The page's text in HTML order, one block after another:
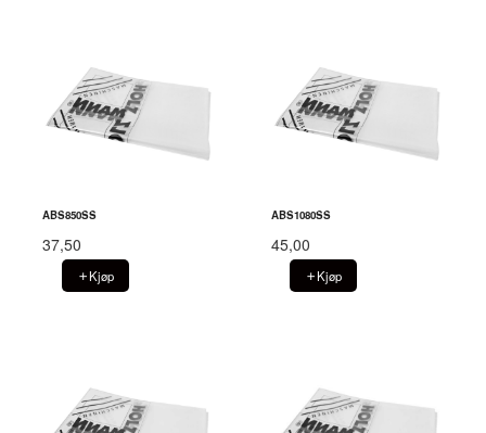
ABS850SS
37,50
Kjøp
ABS1080SS
45,00
Kjøp